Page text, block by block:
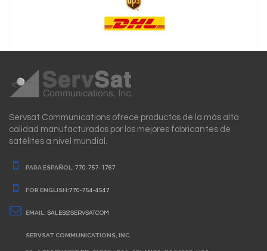
Servsat Communications ofrece productos de la más alta
calidad manufacturados por los mejores fabricantes de
satélites a nivel mundial.
PARA ESPAÑOL: 770-757-1767
FOR ENGLISH:770-754-4547
EMAIL: SALES@SERVSAT.COM
SERVSAT COMMUNICATIONS, INC.